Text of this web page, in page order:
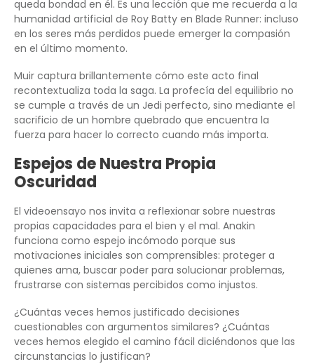
queda bondad en él. Es una lección que me recuerda a la
humanidad artificial de Roy Batty en Blade Runner: incluso
en los seres más perdidos puede emerger la compasión
en el último momento.
Muir captura brillantemente cómo este acto final
recontextualiza toda la saga. La profecía del equilibrio no
se cumple a través de un Jedi perfecto, sino mediante el
sacrificio de un hombre quebrado que encuentra la
fuerza para hacer lo correcto cuando más importa.
Espejos de Nuestra Propia
Oscuridad
El videoensayo nos invita a reflexionar sobre nuestras
propias capacidades para el bien y el mal. Anakin
funciona como espejo incómodo porque sus
motivaciones iniciales son comprensibles: proteger a
quienes ama, buscar poder para solucionar problemas,
frustrarse con sistemas percibidos como injustos.
¿Cuántas veces hemos justificado decisiones
cuestionables con argumentos similares? ¿Cuántas
veces hemos elegido el camino fácil diciéndonos que las
circunstancias lo justifican?